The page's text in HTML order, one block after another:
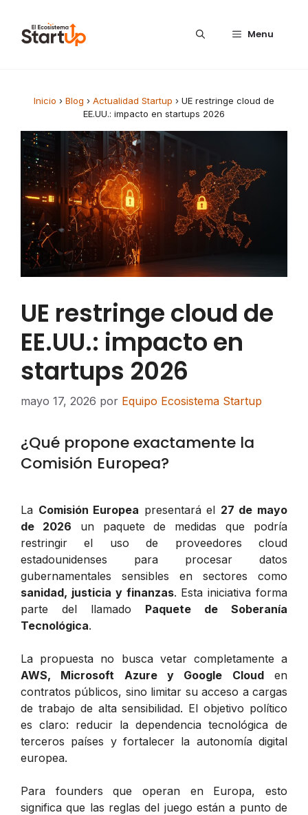
Menu
Inicio › Blog › Actualidad Startup › UE restringe cloud de
EE.UU.: impacto en startups 2026
UE restringe cloud de
EE.UU.: impacto en
startups 2026
mayo 17, 2026 por Equipo Ecosistema Startup
¿Qué propone exactamente la
Comisión Europea?
La Comisión Europea presentará el 27 de mayo
de 2026 un paquete de medidas que podría
restringir el uso de proveedores cloud
estadounidenses para procesar datos
gubernamentales sensibles en sectores como
sanidad, justicia y finanzas. Esta iniciativa forma
parte del llamado Paquete de Soberanía
Tecnológica.
La propuesta no busca vetar completamente a
AWS, Microsoft Azure y Google Clouden
contratos públicos, sino limitar su acceso a cargas
de trabajo de alta sensibilidad. El objetivo político
es claro: reducir la dependencia tecnológica de
terceros países y fortalecer la autonomía digital
europea.
Para founders que operan en Europa, esto
significa que las reglas del juego están a punto de